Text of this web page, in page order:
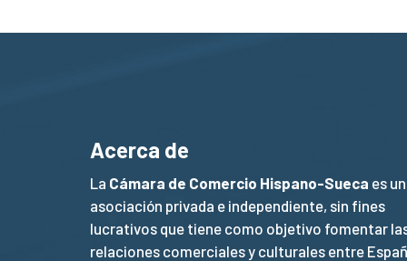
Acerca de
La Cámara de Comercio Hispano-Sueca es
asociación privada e independiente, sin fines
lucrativos que tiene como objetivo fomentar
relaciones comerciales y culturales entre